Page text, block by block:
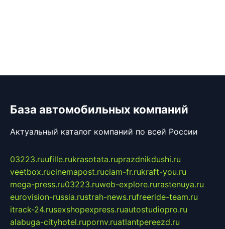
База автомобильных компаний
Актуальный каталог компаний по всей России
03223.ruufille.rukrasotata.ruprazdnikdushi.ru
veetbox.rucinemapost.ruciam-fr.rukraft-you.ru
mega-press.ru03223.ruweb-explore.rurastenuya.ru
eurovision-russia.rustrah-news.rufreeride-team.ru
itrack-24.rusexshopexpress.ruautostudiopro.ru
alabuga-cityhotel.rupornv.ruatlantpereezd.ru